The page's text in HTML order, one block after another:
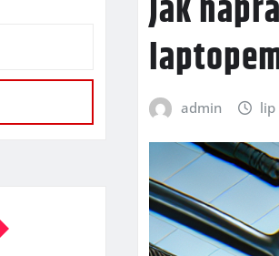
admin lip